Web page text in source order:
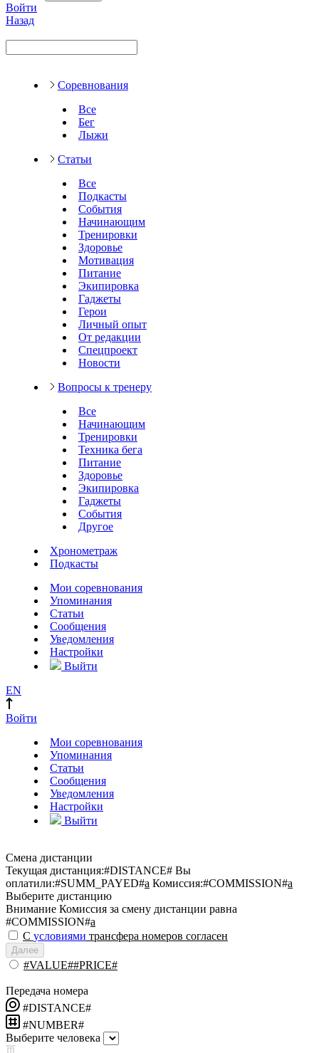
Войти
Назад
Соревнования
Все
Бег
Лыжи
Статьи
Все
Подкасты
События
Начинающим
Тренировки
Здоровье
Мотивация
Питание
Экипировка
Гаджеты
Герои
Личный опыт
От редакции
Спецпроект
Новости
Вопросы к тренеру
Все
Начинающим
Тренировки
Техника бега
Питание
Здоровье
Экипировка
Гаджеты
События
Другое
Хронометраж
Подкасты
Мои соревнования
Упоминания
Статьи
Сообщения
Уведомления
Настройки
Выйти
EN
Войти
Мои соревнования
Упоминания
Статьи
Сообщения
Уведомления
Настройки
Выйти
Смена дистанции
Текущая дистанция:#DISTANCE# Вы
оплатили:#SUMM_PAYED#a Комиссия:#COMMISSION#a
Выберите дистанцию
Внимание Комиссия за смену дистанции равна
#COMMISSION#a
С условиями трансфера номеров согласен
Далее
#VALUE##PRICE#
Передача номера
#DISTANCE#
#NUMBER#
Выберите человека